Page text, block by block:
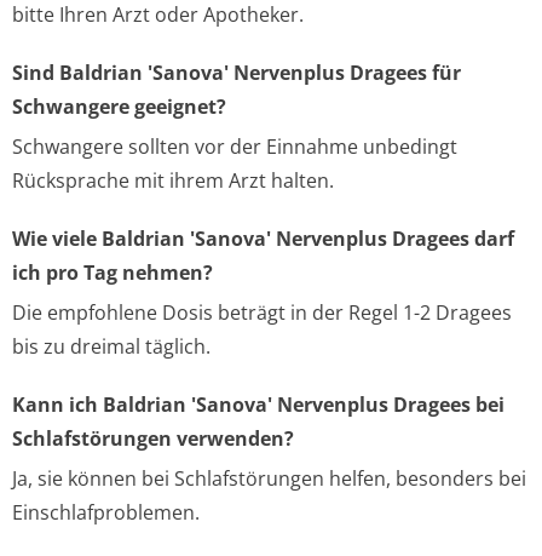
bitte Ihren Arzt oder Apotheker.
Sind Baldrian 'Sanova' Nervenplus Dragees für
Schwangere geeignet?
Schwangere sollten vor der Einnahme unbedingt
Rücksprache mit ihrem Arzt halten.
Wie viele Baldrian 'Sanova' Nervenplus Dragees darf
ich pro Tag nehmen?
Die empfohlene Dosis beträgt in der Regel 1-2 Dragees
bis zu dreimal täglich.
Kann ich Baldrian 'Sanova' Nervenplus Dragees bei
Schlafstörungen verwenden?
Ja, sie können bei Schlafstörungen helfen, besonders bei
Einschlafproblemen.